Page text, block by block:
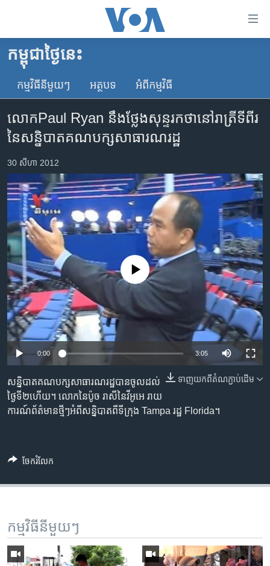
គេហទំព័រ​
ទាក់ទង
និង​
ចូល​
ទៅ​​
ទំព័រ​
ព័ត៌មាន​​
ម្តង
រំលង​
ចូល​
ទៅ​
ទំព័រ​
រចនា
សម្ព័ន្ធ​
រំលង​
និង​
ចូល​
ទៅ​
កាន់​
ស្វែង​
រក
កម្ពុជា
អន្តរជាតិ
ចិន
ហេឡូវីអូអេ
កម្ពុជាច្នៃប្រតិដ្ឋ
ព្រឹត្តិការណ៍ព័ត៌មាន
ទូរទស្សន៍ / វីដេអូ​
វិទ្យុ / ផតខាសថ៍
កម្មវិធីទាំងអស់
Khmer English
បណ្តាញ​សង្គម
ភាសា
កម្ពុជាថ្ងៃនេះ
កម្មវិធី​នីមួយៗ អត្ថបទ​ អំពី​កម្មវិធី​
លោក​Paul Ryan នឹង​ថ្លែង​សុន្ទរកថា​នៅ​រាត្រី​ទីពីរ​
នៃ​សន្និបាត​គណបក្ស​សាធារណរដ្ឋ
30 សីហា 2012
No media source currently available
0:00 3:05
ទាញ​យក​ពី​តំណភ្ជាប់​ដើម
សន្និបាត​គណបក្ស​សាធារណរដ្ឋ​បាន​ចូល​ដល់​
ថ្ងៃ​ទី​២​ហើយ។ លោក​នៃ​ប៉ូច រាសី​នៃ​វីអូអេ រាយ
ការណ៍​ព័ត៌មាន​ថ្មីៗ​អំពី​សន្និបាត​ពី​ទីក្រុង Tampa រដ្ឋ​ Florida។
ចែករំលែក
កម្មវិធី​នីមួយៗ